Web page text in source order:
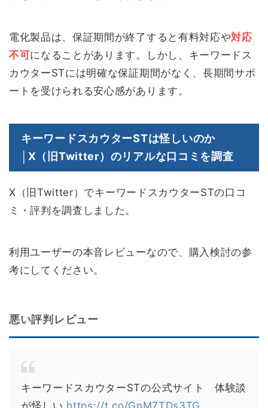
電化製品は、保証期間が終了すると有料対応や対応
不可になることがあります。しかし、キーワードス
カウターSTには明確な保証期間がなく、長期間サポ
ートを受けられる安心感があります。
キーワードスカウターSTは怪しいのか
│X（旧Twitter）のリアルな口コミを調査
X（旧Twitter）でキーワードスカウターSTの口コ
ミ・評判を調査しました。
利用ユーザーの本音レビューなので、購入検討の参
考にしてください。
悪い評判レビュー
キーワードスカウターSTの公式サイト 体験談